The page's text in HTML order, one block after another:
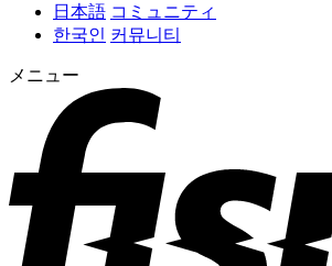
日本語 コミュニティ
한국인 커뮤니티
メニュー